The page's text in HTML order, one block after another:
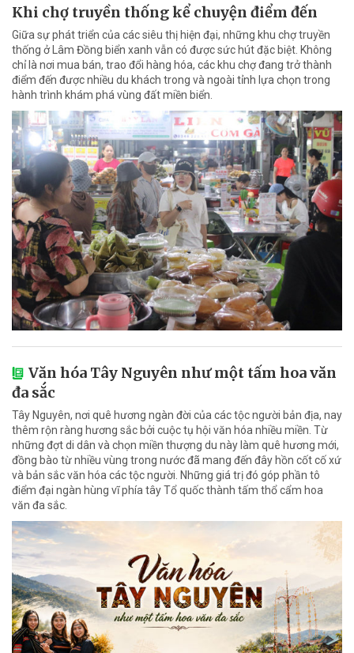
Khi chợ truyền thống kể chuyện điểm đến
Giữa sự phát triển của các siêu thị hiện đại, những khu chợ truyền
thống ở Lâm Đồng biển xanh vẫn có được sức hút đặc biệt. Không
chỉ là nơi mua bán, trao đổi hàng hóa, các khu chợ đang trở thành
điểm đến được nhiều du khách trong và ngoài tỉnh lựa chọn trong
hành trình khám phá vùng đất miền biển.
Văn hóa Tây Nguyên như một tấm hoa văn
đa sắc
Tây Nguyên, nơi quê hương ngàn đời của các tộc người bản địa, nay
thêm rộn ràng hương sắc bởi cuộc tụ hội văn hóa nhiều miền. Từ
những đợt di dân và chọn miền thượng du này làm quê hương mới,
đồng bào từ nhiều vùng trong nước đã mang đến đây hồn cốt cố xứ
và bản sắc văn hóa các tộc người. Những giá trị đó góp phần tô
điểm đại ngàn hùng vĩ phía tây Tổ quốc thành tấm thổ cẩm hoa
văn đa sắc.